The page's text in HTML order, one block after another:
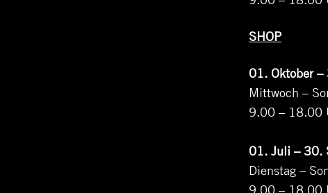
SHOP
01. Oktober –
Mittwoch –
9.00 – 18.00
01. Juli – 30.
Dienstag –
9.00 – 18.00